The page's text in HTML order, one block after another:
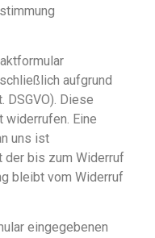
aufgrund
DSGVO). Diese
widerrufen. Eine
uns ist
der bis zum Widerruf
bleibt vom Widerruf
eingegebenen